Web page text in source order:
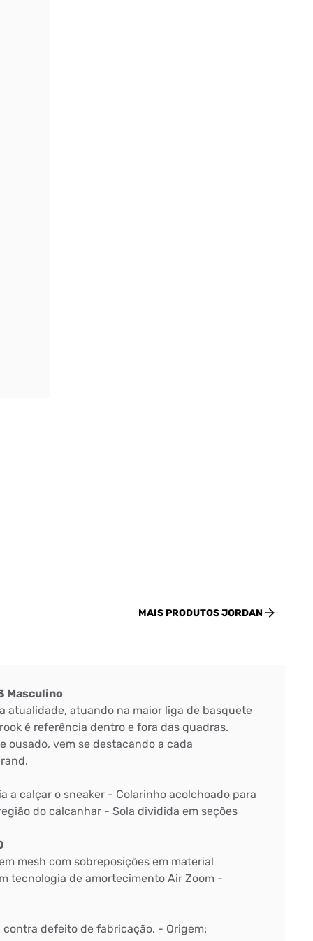
MAIS PRODUTOSJORDAN
Masculino
atualidade, atuando na maior liga de basquete
é referência dentro e fora das quadras.
ousado, vem se destacando a cada
a calçar o sneaker - Colarinho acolchoado para
do calcanhar - Sola dividida em seções
mesh com sobreposições em material
tecnologia de amortecimento Air Zoom -
defeito de fabricação. - Origem: